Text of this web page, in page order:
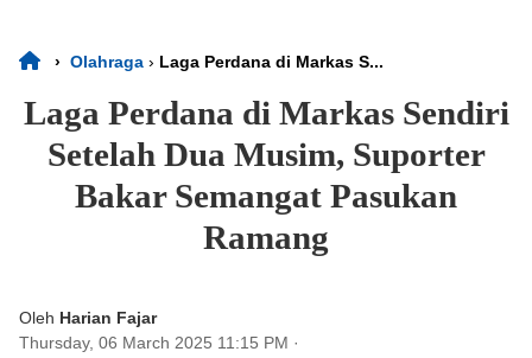
› Olahraga › Laga Perdana di Markas S...
Laga Perdana di Markas Sendiri
Setelah Dua Musim, Suporter
Bakar Semangat Pasukan
Ramang
Oleh Harian Fajar
Thursday, 06 March 2025 11:15 PM ·